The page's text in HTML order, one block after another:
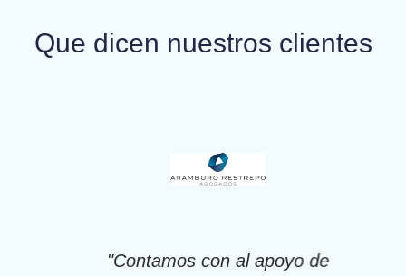
Que dicen nuestros clientes
"Contamos con al apoyo de